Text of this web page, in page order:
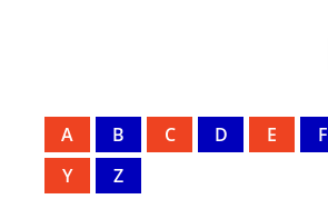
A B C D E F
Y
Z